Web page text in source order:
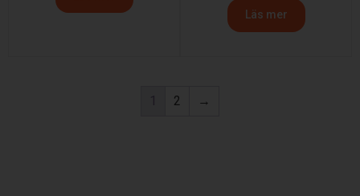
Läs mer
1 2 →